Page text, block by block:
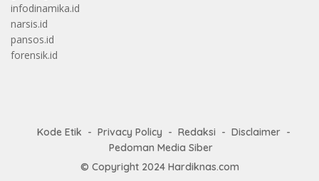
infodinamika.id
narsis.id
pansos.id
forensik.id
Kode Etik Privacy Policy Redaksi
Disclaimer
Pedoman Media Siber
© Copyright 2024 Hardiknas.com